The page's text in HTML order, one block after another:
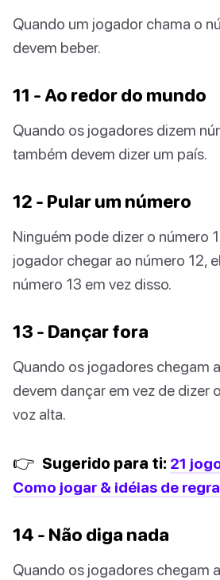
Quando um jogador chama o
devem beber.
11 - Ao redor do mundo
Quando os jogadores dizem
também devem dizer um país.
12 - Pular um número
Ninguém pode dizer o número
jogador chegar ao número 12,
número 13 em vez disso.
13 - Dançar fora
Quando os jogadores chegam
devem dançar em vez de dizer
voz alta.
👉 Sugerido para ti: 21
Como jogar & idéias de
14 - Não diga nada
Quando os jogadores chegam